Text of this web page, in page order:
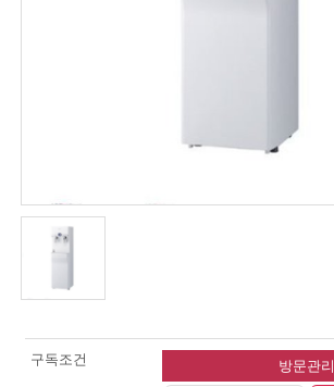
구독조건
방문관리